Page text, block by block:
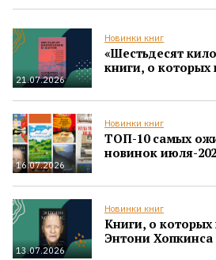
21.07.2026
Новинки книг
«Шестьдесят
книги, о которых
16.07.2026
Новинки книг
ТОП-10 самых
новинок июля-
13.07.2026
Новинки книг
Книги, о
Энтони Хопкинса